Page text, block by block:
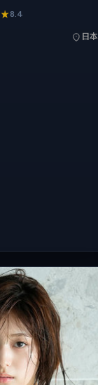
演层次丰富。影片定
登陆院线与网络平台，
8.4
日本